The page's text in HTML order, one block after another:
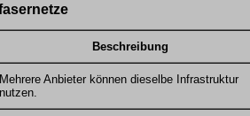
Beschreibung
Mehrere Anbieter können dieselbe Infrastruktur
nutzen.